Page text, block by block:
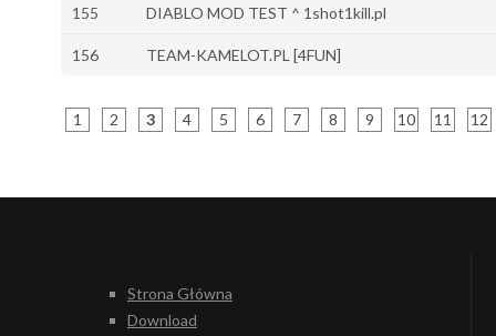
155 DIABLO MOD TEST ^ 1shot1kill.pl
156 TEAM-KAMELOT.PL [4FUN]
1 2 3 4 5 6 7 8 9 10 11 12
Strona Główna
Download